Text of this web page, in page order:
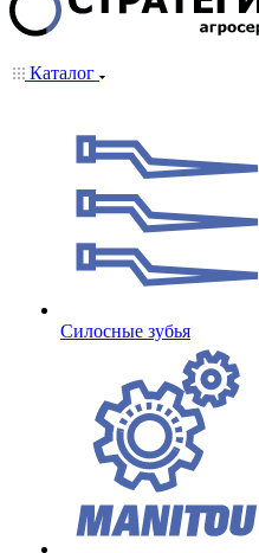
Каталог
Cилосные зубья